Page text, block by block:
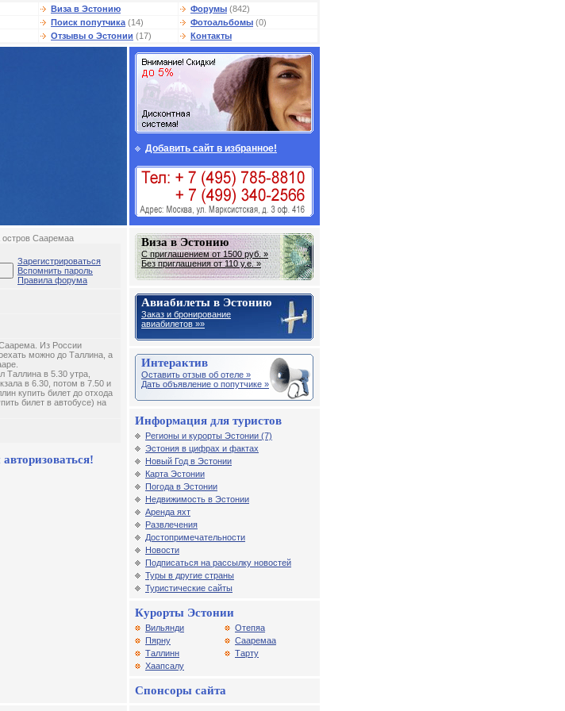
Виза в Эстонию Форумы (842)
Поиск попутчика (14) Фотоальбомы (0)
Отзывы о Эстонии (17) Контакты
Добавить сайт в избранное!
остров Сааремаа
Зарегистрироваться
Вспомнить пароль
Правила форума
Из России
можно до Таллина, а
Таллина в 5.30 утра,
в 6.30, потом в 7.50 и
купить билет до отхода
билет в автобусе) на
Виза в Эстонию
С приглашением от 1500 руб. »
Без приглашения от 110 у.е. »
Авиабилеты в Эстонию
Заказ и бронирование
авиабилетов »»
Интерактив
Оставить отзыв об отеле »
Дать объявление о попутчике »
Информация для туристов
Регионы и курорты Эстонии (7)
Эстония в цифрах и фактах
Новый Год в Эстонии
Карта Эстонии
Погода в Эстонии
Недвижимость в Эстонии
Аренда яхт
Развлечения
Достопримечательности
Новости
Подписаться на рассылку новостей
Туры в другие страны
Туристические сайты
Курорты Эстонии
Вильянди
Пярну
Таллинн
Хаапсалу
Отепяа
Сааремаа
Тарту
Спонсоры сайта